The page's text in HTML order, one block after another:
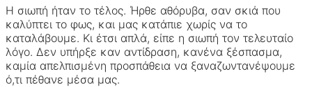
Η σιωπή ήταν το τέλος. Ήρθε αθόρυβα, σαν σκιά που
καλύπτει το φως, και μας κατάπιε χωρίς να το
καταλάβουμε. Κι έτσι απλά, είπε η σιωπή τον τελευταίο
λόγο. Δεν υπήρξε καν αντίδραση, κανένα ξέσπασμα,
καμία απελπισμένη προσπάθεια να ξαναζωντανέψουμε
ό,τι πέθανε μέσα μας.